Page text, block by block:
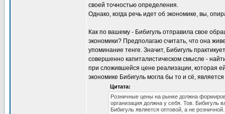
своей точностью определения.
Однако, когда речь идет об экономике, вы,
Как по вашему - Бибигуль отправила свое
экономики? Предполагаю считать, что она
упоминание тенге. Значит, Бибигуль
совершенно капиталистическом смысле -
при сложившейся цене реализации, которая
экономике Бибигуль могла бы то и сё,
Цитата:
Розничные цены на рынке должна
организация должна у себя. Тов. Бибигуль
Бибигуль является оптовой, а не розничной.